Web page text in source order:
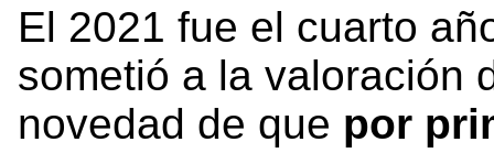
El 2021 fue el cuarto
sometió a la valoración
novedad de que por